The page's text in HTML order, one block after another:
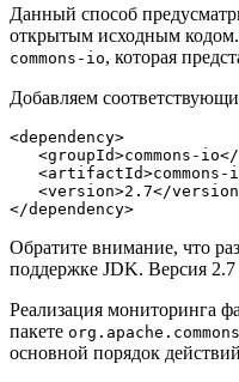
Данный способ
открытым исходным кодом.
commons-io, которая
Добавляем
<dependency>
<groupId>commons-
<version>2.7</
</dependency>
Обратите внимание, что
поддержке JDK. Версия 2.7
Реализация мониторинга
пакете
основной порядок